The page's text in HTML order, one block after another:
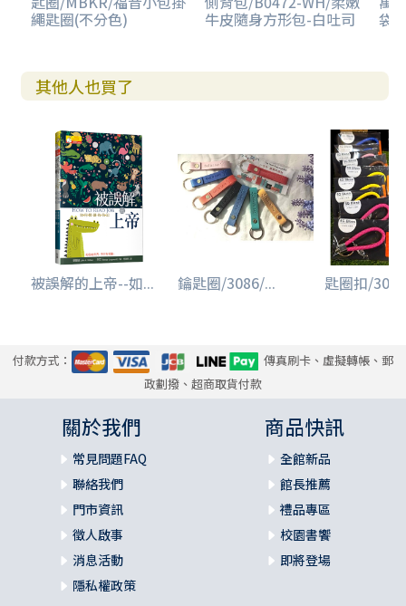
繩匙圈(不分色) 牛皮隨身方形包-白吐司 袋-
其他人也買了
被誤解的上帝--如... 鑰匙圈/3086/... 匙圈扣/
付款方式：
傳真刷卡、虛擬轉帳、郵
政劃撥、超商取貨付款
關於我們
常見問題FAQ
聯絡我們
門市資訊
徵人啟事
消息活動
隱私權政策
商品快訊
全館新品
館長推薦
禮品專區
校園書饗
即將登場